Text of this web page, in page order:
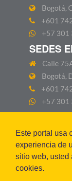
Este portal usa
experiencia de
sitio web, usted
cookies.
Bogotá,
+601
+57 301
SEDES
Calle
Bogotá,
+601
+57 301
Personería